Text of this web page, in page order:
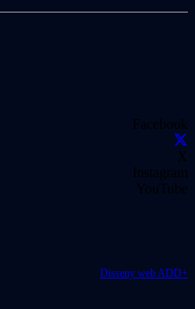
Facebook
X
Instagram
YouTube
Disseny web ADD+